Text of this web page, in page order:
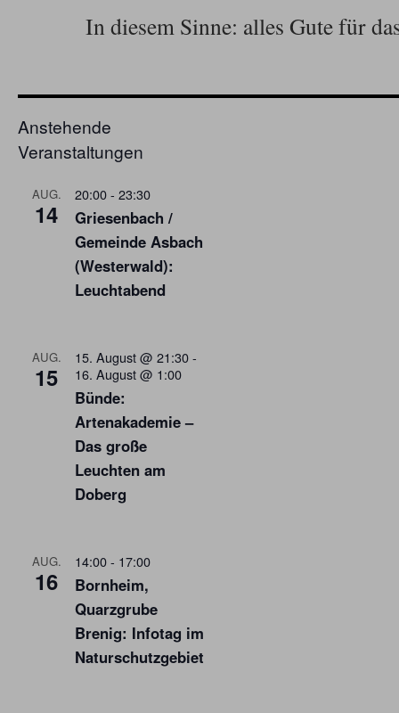
In diesem Sinne: alles Gute für
Anstehende
Veranstaltungen
AUG.
14
20:00- 23:30
Griesenbach /
Gemeinde Asbach
(Westerwald):
Leuchtabend
AUG.
15
15. August @ 21:30-
16. August @ 1:00
Bünde:
Artenakademie –
Das große
Leuchten am
Doberg
AUG.
16
14:00- 17:00
Bornheim,
Quarzgrube
Brenig: Infotag im
Naturschutzgebiet